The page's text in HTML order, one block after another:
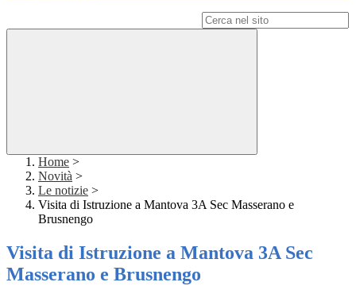
Home >
Novità >
Le notizie >
Visita di Istruzione a Mantova 3A Sec Masserano e
Brusnengo
Visita di Istruzione a Mantova 3A Sec
Masserano e Brusnengo